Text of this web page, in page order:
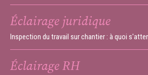
Éclairage juridique
Inspection du travail sur chantier : à quoi
Éclairage RH